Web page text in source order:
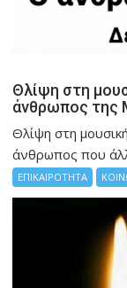
Θλίψη στη
άνθρωπος της
Θλίψη στη
άνθρωπος που
ΕΠΙΚΑΙΡΟΤΗΤΑ